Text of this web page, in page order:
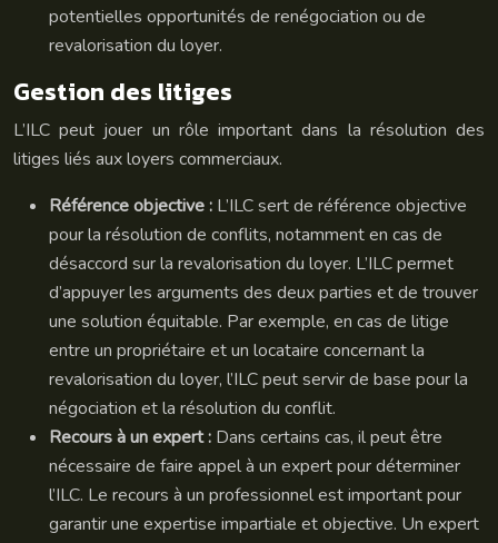
potentielles opportunités de renégociation ou de
revalorisation du loyer.
Gestion des litiges
L’ILC peut jouer un rôle important dans la résolution des
litiges liés aux loyers commerciaux.
Référence objective : L’ILC sert de référence objective
pour la résolution de conflits, notamment en cas de
désaccord sur la revalorisation du loyer. L’ILC permet
d’appuyer les arguments des deux parties et de trouver
une solution équitable. Par exemple, en cas de litige
entre un propriétaire et un locataire concernant la
revalorisation du loyer, l’ILC peut servir de base pour la
négociation et la résolution du conflit.
Recours à un expert : Dans certains cas, il peut être
nécessaire de faire appel à un expert pour déterminer
l’ILC. Le recours à un professionnel est important pour
garantir une expertise impartiale et objective. Un expert